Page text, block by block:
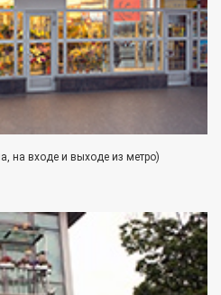
на входе и выходе из метро)